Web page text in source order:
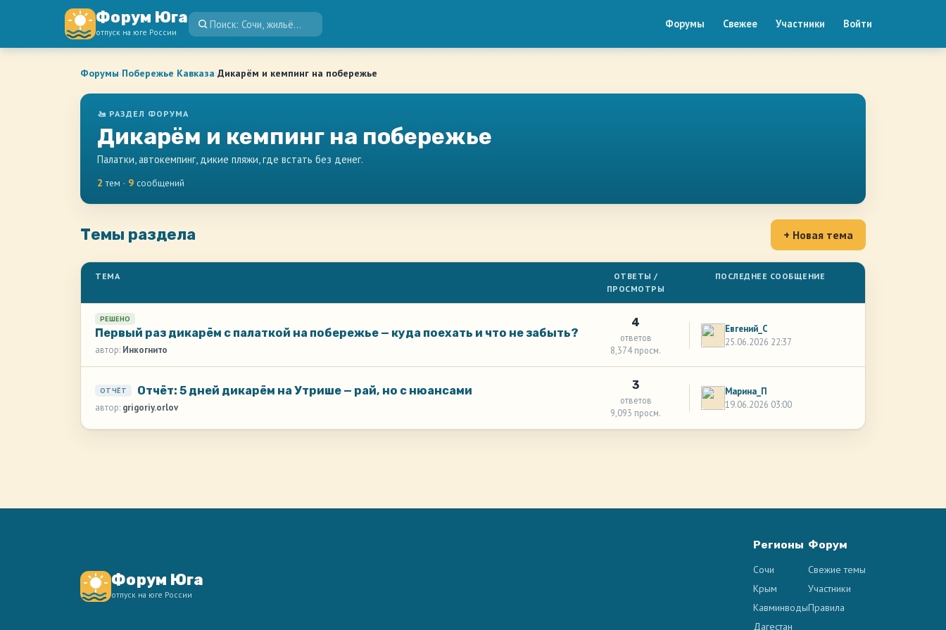
Форум Юга
отпуск на юге России
Форумы Свежее Участники Войти
Форумы›Побережье Кавказа›Дикарём и кемпинг на побережье
🚤 РАЗДЕЛ ФОРУМА
Дикарём и кемпинг на побережье
Палатки, автокемпинг, дикие пляжи, где встать без денег.
2 тем · 9 сообщений
Темы раздела + Новая тема
ТЕМА
ОТВЕТЫ /
ПРОСМОТРЫ
ПОСЛЕДНЕЕ СООБЩЕНИЕ
РЕШЕНО
Первый раз дикарём с палаткой на побережье — куда поехать и что не забыть?
автор: Инкогнито
4
ответов
8,374 просм.
Евгений_С
25.06.2026 22:37
ОТЧЁТ Отчёт: 5 дней дикарём на Утрише — рай, но с нюансами
автор: grigoriy.orlov
3
ответов
9,093 просм.
Марина_П
19.06.2026 03:00
Форум Юга
отпуск на юге России
Регионы
Сочи
Крым
Кавминводы
Дагестан
Форум
Свежие темы
Участники
Правила